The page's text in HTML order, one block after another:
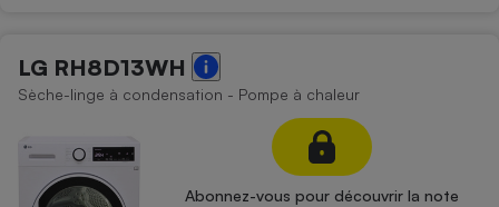
LG RH8D13WH
Sèche-linge à condensation - Pompe à chaleur
Abonnez-vous pour découvrir la note